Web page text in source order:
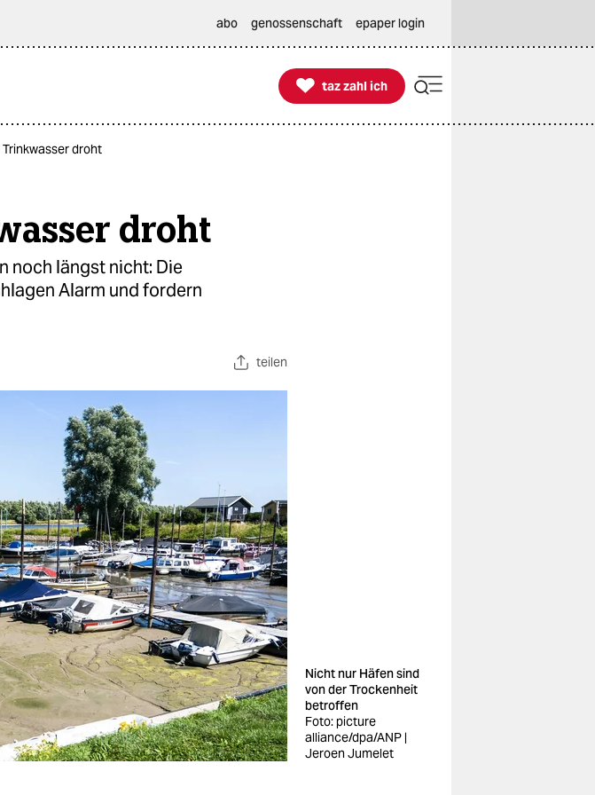
abo genossenschaft epaper login

taz zahl ich
taz zahl ich
droht
droht
noch längst nicht: Die
Alarm und fordern
teilen
Nicht nur Häfen sind
von der Trockenheit
betroffen
Foto: picture
alliance/dpa/ANP |
Jeroen Jumelet